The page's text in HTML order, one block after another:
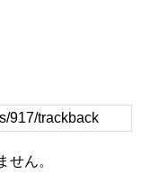
せん。